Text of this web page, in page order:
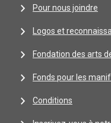
Pour nous joindre
Logos et
Fondation des arts
Fonds pour les
Conditions